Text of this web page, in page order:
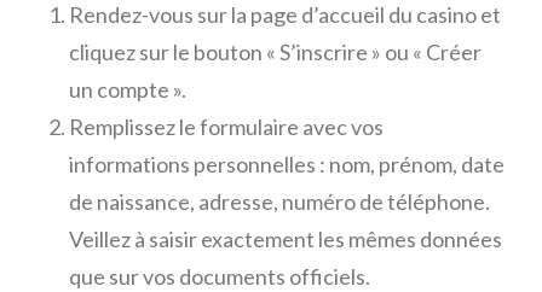
Rendez-vous sur la page d’accueil du casino et
cliquez sur le bouton « S’inscrire » ou « Créer
un compte ».
Remplissez le formulaire avec vos
informations personnelles : nom, prénom, date
de naissance, adresse, numéro de téléphone.
Veillez à saisir exactement les mêmes données
que sur vos documents officiels.